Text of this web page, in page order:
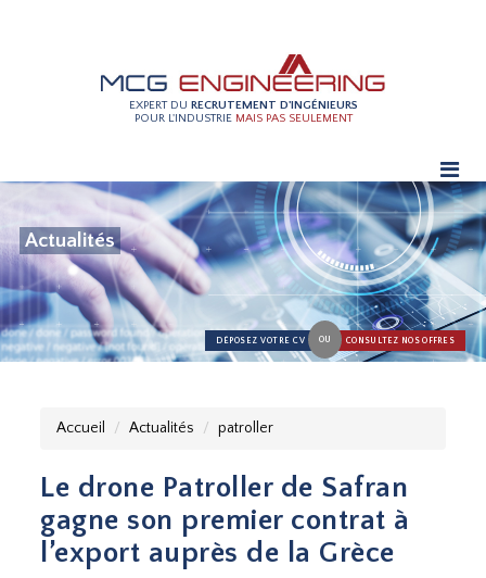
EXPERT DU RECRUTEMENT D'INGÉNIEURS
POUR L'INDUSTRIE MAIS PAS SEULEMENT
Actualités
DÉPOSEZ VOTRE CV OU CONSULTEZ NOS OFFRES
Accueil Actualités patroller
Le drone Patroller de Safran
gagne son premier contrat à
l’export auprès de la Grèce